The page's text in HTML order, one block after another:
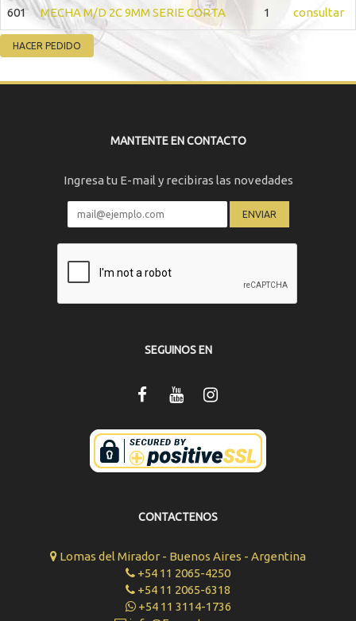
601 MECHA M/D 2C 9MM SERIE CORTA 1 consultar
MANTENTE EN CONTACTO
Ingresa tu E-mail y recibiras las novedades
SEGUINOS EN
CONTACTENOS
Lomas del Mirador - Buenos Aires - Argentina
+54 11 2065-4250
+54 11 2065-6318
+54 11 3114-1736